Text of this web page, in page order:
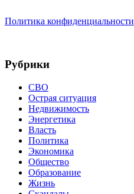
Политика конфиденциальности
Рубрики
СВО
Острая ситуация
Недвижимость
Энергетика
Власть
Политика
Экономика
Общество
Образование
Жизнь